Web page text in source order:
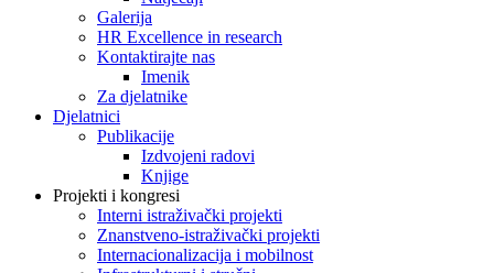
Galerija
HR Excellence in research
Kontaktirajte nas
Imenik
Za djelatnike
Djelatnici
Publikacije
Izdvojeni radovi
Knjige
Projekti i kongresi
Interni istraživački projekti
Znanstveno-istraživački projekti
Internacionalizacija i mobilnost